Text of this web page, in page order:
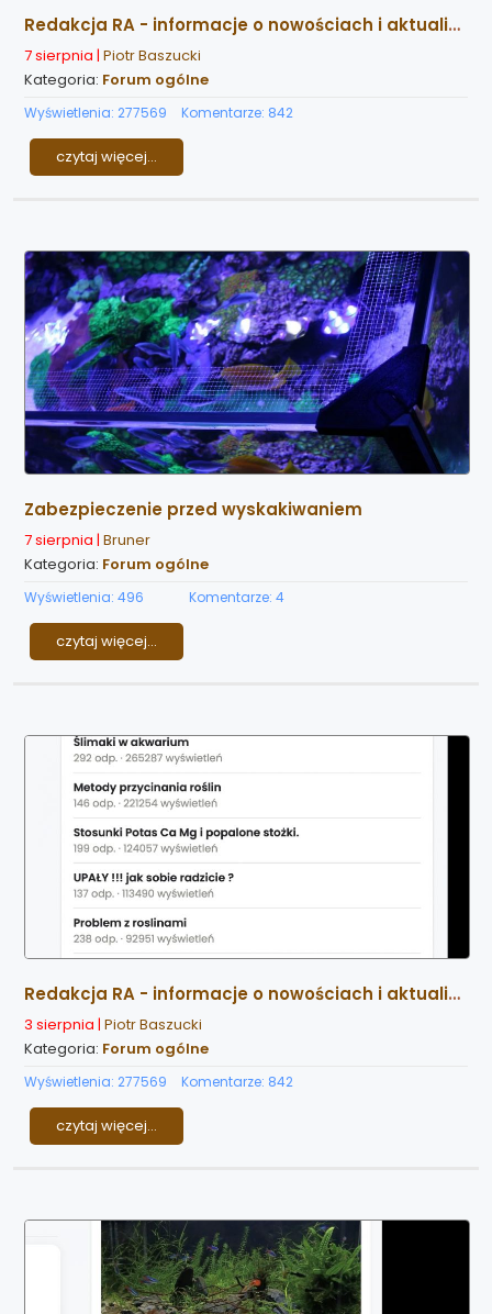
Redakcja RA - informacje o nowościach i aktualizacjach strony
7 sierpnia | Piotr Baszucki
Kategoria: Forum ogólne
Wyświetlenia: 277569 Komentarze: 842
czytaj więcej...
Zabezpieczenie przed wyskakiwaniem
7 sierpnia | Bruner
Kategoria: Forum ogólne
Wyświetlenia: 496 Komentarze: 4
czytaj więcej...
Redakcja RA - informacje o nowościach i aktualizacjach strony
3 sierpnia | Piotr Baszucki
Kategoria: Forum ogólne
Wyświetlenia: 277569 Komentarze: 842
czytaj więcej...